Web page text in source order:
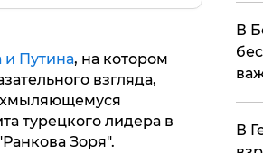
и Путина, на котором
взгляда,
турецкого лидера в
Зоря".
В
В